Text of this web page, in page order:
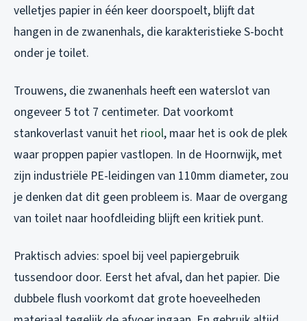
velletjes papier in één keer doorspoelt, blijft dat
hangen in de zwanenhals, die karakteristieke S-bocht
onder je toilet.
Trouwens, die zwanenhals heeft een waterslot van
ongeveer 5 tot 7 centimeter. Dat voorkomt
stankoverlast vanuit het riool, maar het is ook de plek
waar proppen papier vastlopen. In de Hoornwijk, met
zijn industriële PE-leidingen van 110mm diameter, zou
je denken dat dit geen probleem is. Maar de overgang
van toilet naar hoofdleiding blijft een kritiek punt.
Praktisch advies: spoel bij veel papiergebruik
tussendoor door. Eerst het afval, dan het papier. Die
dubbele flush voorkomt dat grote hoeveelheden